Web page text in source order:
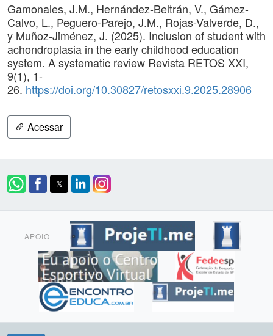
Gamonales, J.M., Hernández-Beltrán, V., Gámez-
Calvo, L., Peguero-Parejo, J.M., Rojas-Valverde, D.,
y Muñoz-Jiménez, J. (2025). Inclusion of student with
achondroplasia in the early childhood education
system. A systematic review Revista RETOS XXI,
9(1), 1-
26. https://doi.org/10.30827/retosxxi.9.2025.28906
Acessar
APOIO